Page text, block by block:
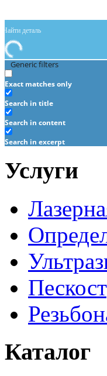
Generic filters
Exact matches only
Search in title
Search in content
Search in excerpt
Услуги
Каталог